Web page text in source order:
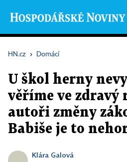
HN.cz › Domácí
U škol herny
věříme ve zdravý
autoři změny
Babiše je to
Klára Galová